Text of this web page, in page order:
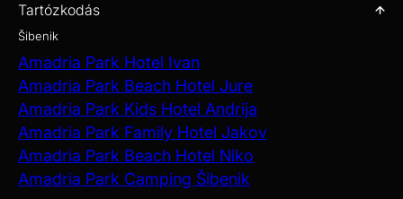
Tartózkodás
Šibenik
Amadria Park Hotel Ivan
Amadria Park Beach Hotel Jure
Amadria Park Kids Hotel Andrija
Amadria Park Family Hotel Jakov
Amadria Park Beach Hotel Niko
Amadria Park Camping Šibenik